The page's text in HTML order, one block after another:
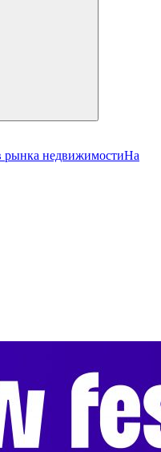
рынка недвижимостиНа